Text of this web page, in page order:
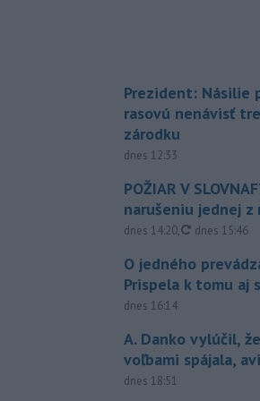
Prezident: Násilie
rasovú nenávisť
zárodku
dnes 12:33
POŽIAR V
narušeniu jednej z
dnes 14:20, aktualizované
dnes 15:46
O jedného
Prispela k tomu aj
dnes 16:14
A. Danko vylúčil,
voľbami spájala,
dnes 18:51